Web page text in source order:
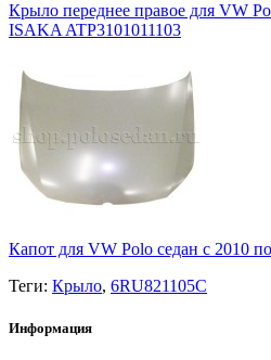
Крыло переднее правое для VW
ISAKA ATP3101011103
Капот для VW Polo седан с 2010
Теги: Крыло, 6RU821105C
Информация